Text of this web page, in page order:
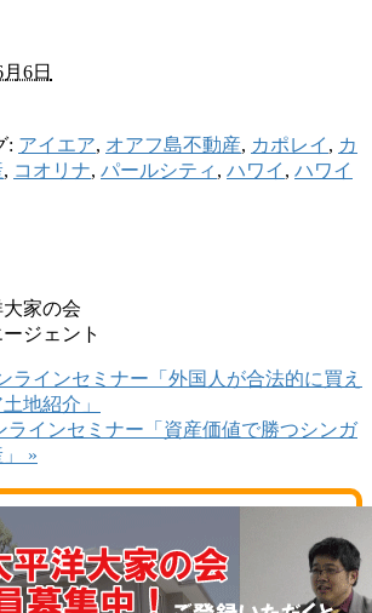
6日
: アイエア, オアフ島不動産, カポレイ , カ
, コオリナ, パールシティ , ハワイ , ハワイ
家の会
ジェント
ラインセミナー「外国人が合法的に買え
地紹介」
ラインセミナー「資産価値で勝つシンガ
»